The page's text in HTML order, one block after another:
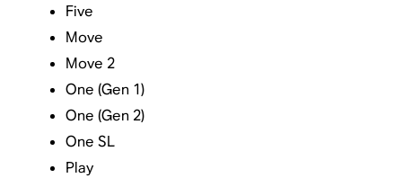
Five
Move
Move 2
One (Gen 1)
One (Gen 2)
One SL
Play